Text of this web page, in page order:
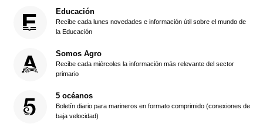
Educación
Recibe cada lunes novedades e información útil sobre el mundo de
la Educación
Somos Agro
Recibe cada miércoles la información más relevante del sector
primario
5 océanos
Boletín diario para marineros en formato comprimido (conexiones de
baja velocidad)